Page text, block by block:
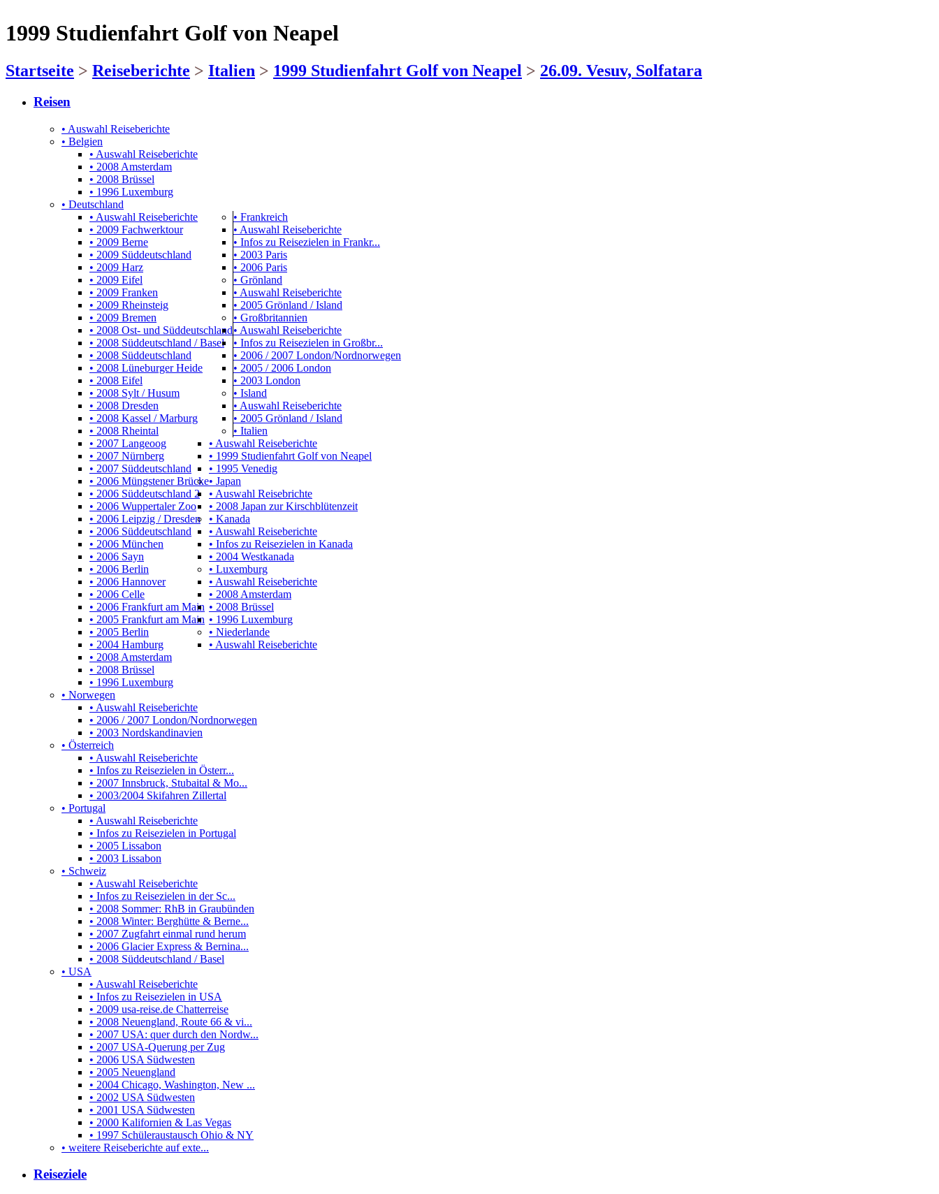
1999 Studienfahrt Golf von Neapel
Startseite > Reiseberichte > Italien > 1999 Studienfahrt Golf von Neapel > 26.09. Vesuv, Solfatara
Reisen
• Auswahl Reiseberichte
• Belgien
• Auswahl Reiseberichte
• 2008 Amsterdam
• 2008 Brüssel
• 1996 Luxemburg
• Deutschland
• Auswahl Reiseberichte
• 2009 Fachwerktour
• 2009 Berne
• 2009 Süddeutschland
• 2009 Harz
• 2009 Eifel
• 2009 Franken
• 2009 Rheinsteig
• 2009 Bremen
• 2008 Ost- und Süddeutschland
• 2008 Süddeutschland / Basel
• 2008 Süddeutschland
• 2008 Lüneburger Heide
• 2008 Eifel
• 2008 Sylt / Husum
• 2008 Dresden
• 2008 Kassel / Marburg
• 2008 Rheintal
• 2007 Langeoog
• 2007 Nürnberg
• 2007 Süddeutschland
• 2006 Müngstener Brücke
• 2006 Süddeutschland 2
• 2006 Wuppertaler Zoo
• 2006 Leipzig / Dresden
• 2006 Süddeutschland
• 2006 München
• 2006 Sayn
• 2006 Berlin
• 2006 Hannover
• 2006 Celle
• 2006 Frankfurt am Main
• 2005 Frankfurt am Main
• 2005 Berlin
• 2004 Hamburg
• Frankreich
• Auswahl Reiseberichte
• Infos zu Reisezielen in Frankr...
• 2003 Paris
• 2006 Paris
• Grönland
• Auswahl Reiseberichte
• 2005 Grönland / Island
• Großbritannien
• Auswahl Reiseberichte
• Infos zu Reisezielen in Großbr...
• 2006 / 2007 London/Nordnorwegen
• 2005 / 2006 London
• 2003 London
• Island
• Auswahl Reiseberichte
• 2005 Grönland / Island
• Italien
• Auswahl Reiseberichte
• 1999 Studienfahrt Golf von Neapel
• 1995 Venedig
• Japan
• Auswahl Reisebrichte
• 2008 Japan zur Kirschblütenzeit
• Kanada
• Auswahl Reiseberichte
• Infos zu Reisezielen in Kanada
• 2004 Westkanada
• Luxemburg
• Auswahl Reiseberichte
• 2008 Amsterdam
• 2008 Brüssel
• 1996 Luxemburg
• Niederlande
• Auswahl Reiseberichte
• 2008 Amsterdam
• 2008 Brüssel
• 1996 Luxemburg
• Norwegen
• Auswahl Reiseberichte
• 2006 / 2007 London/Nordnorwegen
• 2003 Nordskandinavien
• Österreich
• Auswahl Reiseberichte
• Infos zu Reisezielen in Österr...
• 2007 Innsbruck, Stubaital & Mo...
• 2003/2004 Skifahren Zillertal
• Portugal
• Auswahl Reiseberichte
• Infos zu Reisezielen in Portugal
• 2005 Lissabon
• 2003 Lissabon
• Schweiz
• Auswahl Reiseberichte
• Infos zu Reisezielen in der Sc...
• 2008 Sommer: RhB in Graubünden
• 2008 Winter: Berghütte & Berne...
• 2007 Zugfahrt einmal rund herum
• 2006 Glacier Express & Bernina...
• 2008 Süddeutschland / Basel
• USA
• Auswahl Reiseberichte
• Infos zu Reisezielen in USA
• 2009 usa-reise.de Chatterreise
• 2008 Neuengland, Route 66 & vi...
• 2007 USA: quer durch den Nordw...
• 2007 USA-Querung per Zug
• 2006 USA Südwesten
• 2005 Neuengland
• 2004 Chicago, Washington, New ...
• 2002 USA Südwesten
• 2001 USA Südwesten
• 2000 Kalifornien & Las Vegas
• 1997 Schüleraustausch Ohio & NY
• weitere Reiseberichte auf exte...
Reiseziele